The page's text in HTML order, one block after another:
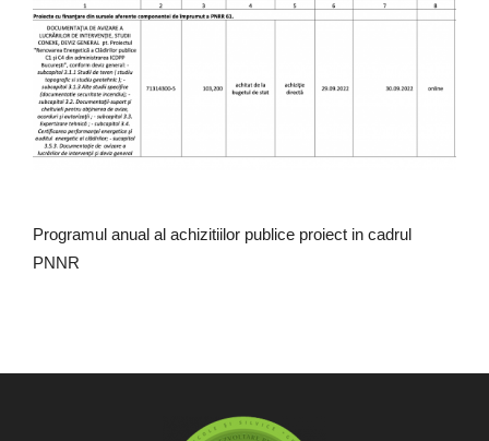
Programul anual al achizitiilor publice proiect in cadrul
PNNR